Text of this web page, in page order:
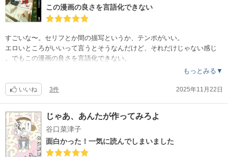
この漫画の良さを言語化できない
すごいな〜。セリフとか間の描写というか、テンポがいい。
エロいところがいいって言うとそうなんだけど、それだけじゃない感じ
。でもこの漫画の良さを言語化できない。
もっとみる▼
いいね 3件 2025年11月22日
じゃあ、あんたが作ってみろよ
谷口菜津子
面白かった！一気に読んでしまいました